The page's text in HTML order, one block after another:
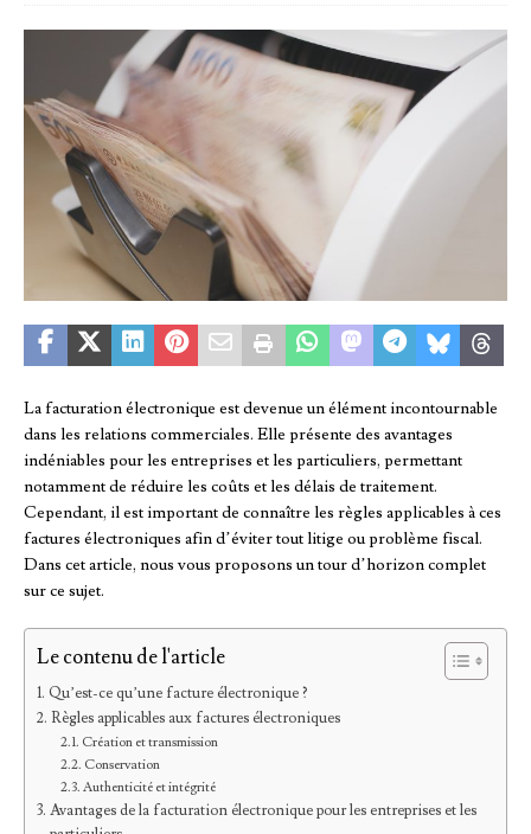
La facturation électronique est devenue un élément incontournable
dans les relations commerciales. Elle présente des avantages
indéniables pour les entreprises et les particuliers, permettant
notamment de réduire les coûts et les délais de traitement.
Cependant, il est important de connaître les règles applicables à ces
factures électroniques afin d’éviter tout litige ou problème fiscal.
Dans cet article, nous vous proposons un tour d’horizon complet
sur ce sujet.
Le contenu de l'article
Qu’est-ce qu’une facture électronique ?
Règles applicables aux factures électroniques
Création et transmission
Conservation
Authenticité et intégrité
Avantages de la facturation électronique pour les entreprises et les